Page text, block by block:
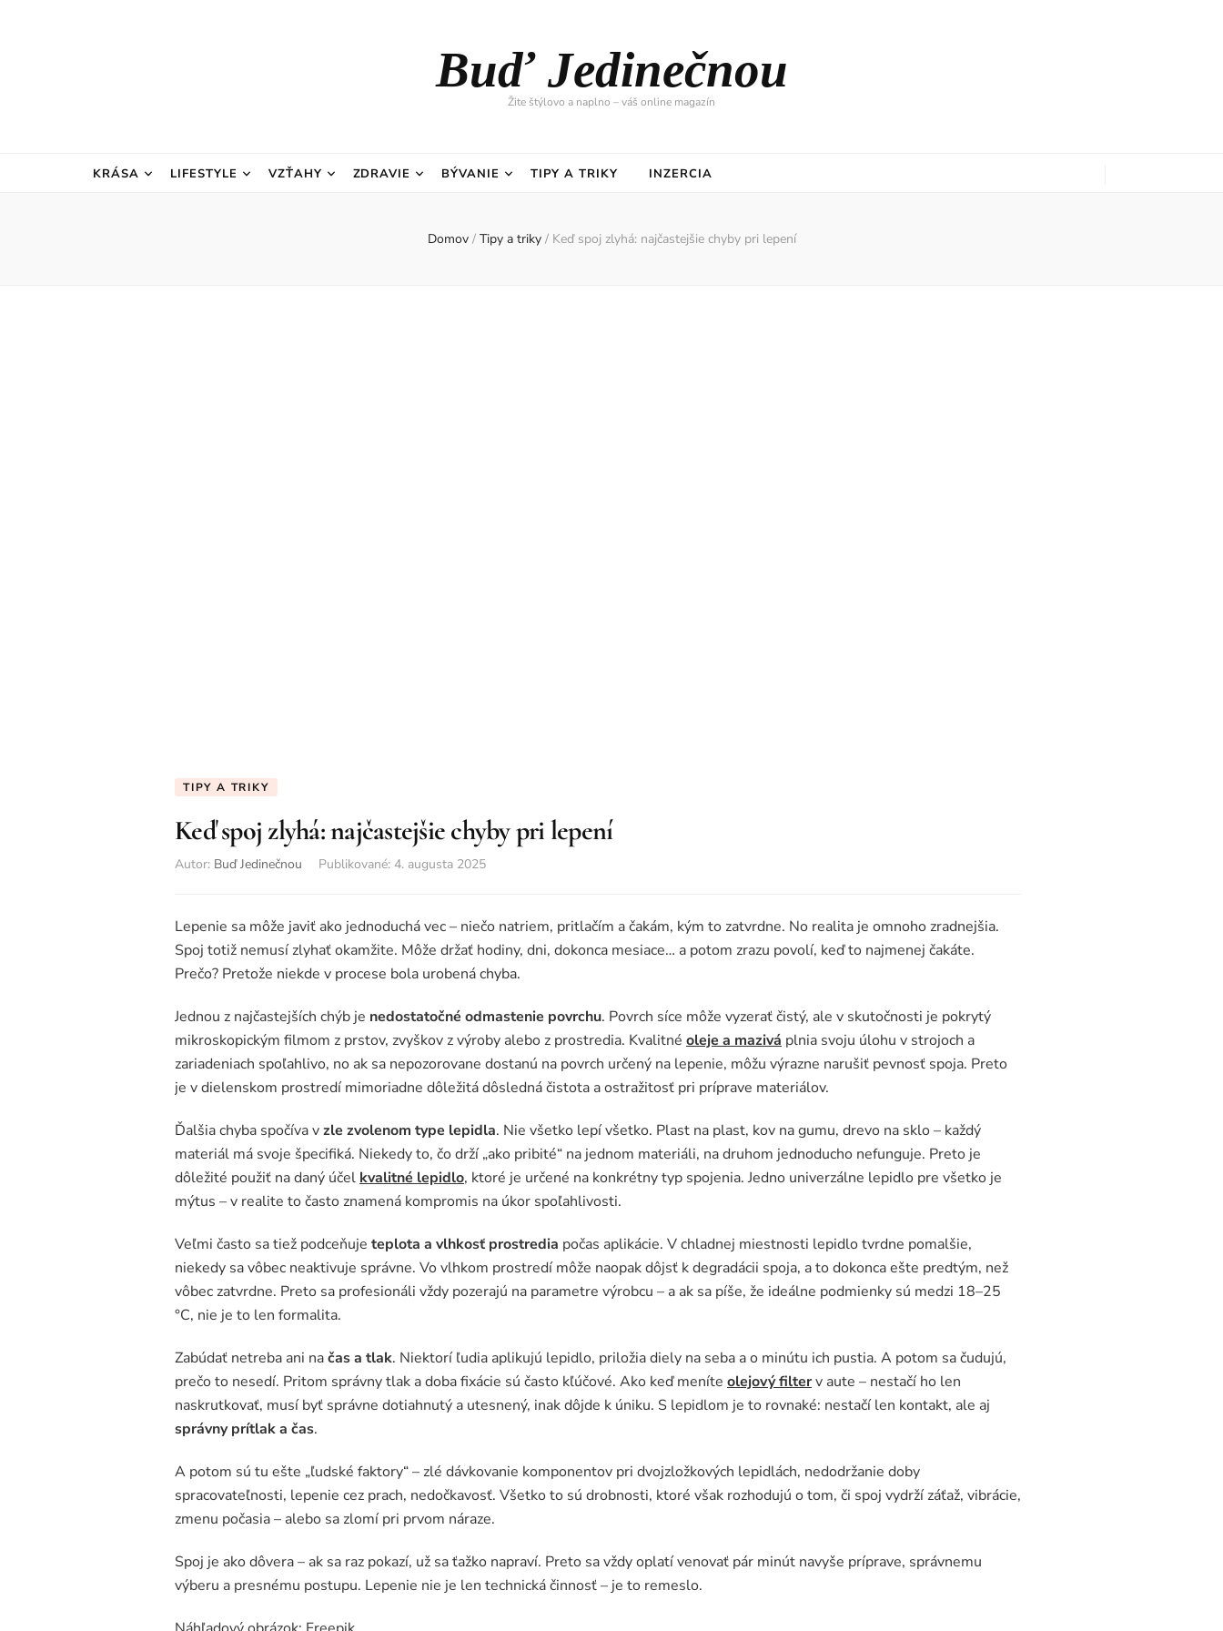
Buď Jedinečnou
Žite štýlovo a naplno – váš online magazín
KRÁSA LIFESTYLE VZŤAHY ZDRAVIE BÝVANIE TIPY A TRIKY INZERCIA
Domov / Tipy a triky / Keď spoj zlyhá: najčastejšie chyby pri lepení
TIPY A TRIKY
Keď spoj zlyhá: najčastejšie chyby pri lepení
Autor: Buď Jedinečnou Publikované: 4. augusta 2025
Lepenie sa môže javiť ako jednoduchá vec – niečo natriem, pritlačím a čakám, kým to zatvrdne. No realita je omnoho zradnejšia.
Spoj totiž nemusí zlyhať okamžite. Môže držať hodiny, dni, dokonca mesiace… a potom zrazu povolí, keď to najmenej čakáte.
Prečo? Pretože niekde v procese bola urobená chyba.
Jednou z najčastejších chýb je nedostatočné odmastenie povrchu. Povrch síce môže vyzerať čistý, ale v skutočnosti je pokrytý
mikroskopickým filmom z prstov, zvyškov z výroby alebo z prostredia. Kvalitné oleje a mazivá plnia svoju úlohu v strojoch a
zariadeniach spoľahlivo, no ak sa nepozorovane dostanú na povrch určený na lepenie, môžu výrazne narušiť pevnosť spoja. Preto
je v dielenskom prostredí mimoriadne dôležitá dôsledná čistota a ostražitosť pri príprave materiálov.
Ďalšia chyba spočíva vzle zvolenom type lepidla. Nie všetko lepí všetko. Plast na plast, kov na gumu, drevo na sklo – každý
materiál má svoje špecifiká. Niekedy to, čo drží „ako pribité“ na jednom materiáli, na druhom jednoducho nefunguje. Preto je
dôležité použiť na daný účel kvalitné lepidlo, ktoré je určené na konkrétny typ spojenia. Jedno univerzálne lepidlo pre všetko je
mýtus – v realite to často znamená kompromis na úkor spoľahlivosti.
Veľmi často sa tiež podceňuje teplota a vlhkosť prostredia počas aplikácie. V chladnej miestnosti lepidlo tvrdne pomalšie,
niekedy sa vôbec neaktivuje správne. Vo vlhkom prostredí môže naopak dôjsť k degradácii spoja, a to dokonca ešte predtým, než
vôbec zatvrdne. Preto sa profesionáli vždy pozerajú na parametre výrobcu – a ak sa píše, že ideálne podmienky sú medzi 18–25
°C, nie je to len formalita.
Zabúdať netreba ani načas a tlak. Niektorí ľudia aplikujú lepidlo, priložia diely na seba a o minútu ich pustia. A potom sa čudujú,
prečo to nesedí. Pritom správny tlak a doba fixácie sú často kľúčové. Ako keď meníte olejový filterv aute – nestačí ho len
naskrutkovať, musí byť správne dotiahnutý a utesnený, inak dôjde k úniku. S lepidlom je to rovnaké: nestačí len kontakt, ale aj
správny prítlak a čas.
A potom sú tu ešte „ľudské faktory“ – zlé dávkovanie komponentov pri dvojzložkových lepidlách, nedodržanie doby
spracovateľnosti, lepenie cez prach, nedočkavosť. Všetko to sú drobnosti, ktoré však rozhodujú o tom, či spoj vydrží záťaž, vibrácie,
zmenu počasia – alebo sa zlomí pri prvom náraze.
Spoj je ako dôvera – ak sa raz pokazí, už sa ťažko napraví. Preto sa vždy oplatí venovať pár minút navyše príprave, správnemu
výberu a presnému postupu. Lepenie nie je len technická činnosť – je to remeslo.